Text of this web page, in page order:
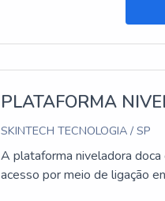
PLATAFORMA
SKINTECH TECNOLOGIA / SP
A plataforma niveladora
acesso por meio de ligação